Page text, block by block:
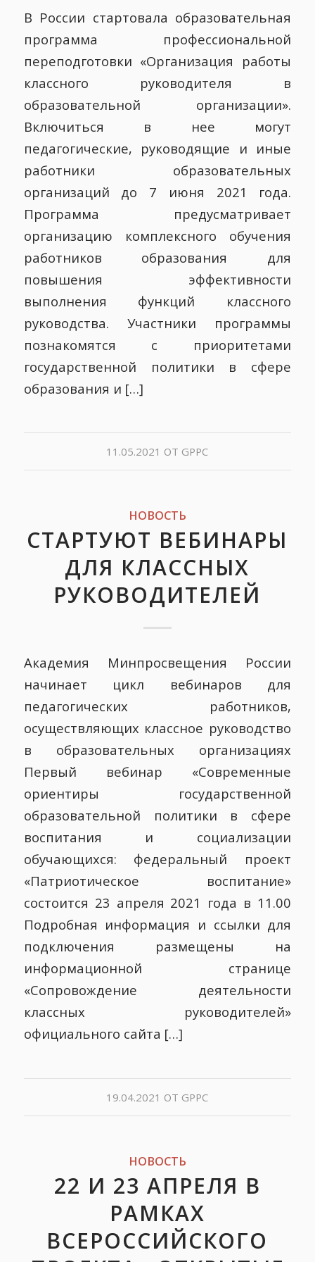
В России стартовала образовательная
программа профессиональной
переподготовки «Организация работы
классного руководителя в
образовательной организации».
Включиться в нее могут
педагогические, руководящие и иные
работники образовательных
организаций до 7 июня 2021 года.
Программа предусматривает
организацию комплексного обучения
работников образования для
повышения эффективности
выполнения функций классного
руководства. Участники программы
познакомятся с приоритетами
государственной политики в сфере
образования и […]
11.05.2021 ОТ GPPC
НОВОСТЬ
СТАРТУЮТ ВЕБИНАРЫ
ДЛЯ КЛАССНЫХ
РУКОВОДИТЕЛЕЙ
Академия Минпросвещения России
начинает цикл вебинаров для
педагогических работников,
осуществляющих классное руководство
в образовательных организациях
Первый вебинар «Современные
ориентиры государственной
образовательной политики в сфере
воспитания и социализации
обучающихся: федеральный проект
«Патриотическое воспитание»
состоится 23 апреля 2021 года в 11.00
Подробная информация и ссылки для
подключения размещены на
информационной странице
«Сопровождение деятельности
классных руководителей»
официального сайта […]
19.04.2021 ОТ GPPC
НОВОСТЬ
22 И 23 АПРЕЛЯ В
РАМКАХ
ВСЕРОССИЙСКОГО